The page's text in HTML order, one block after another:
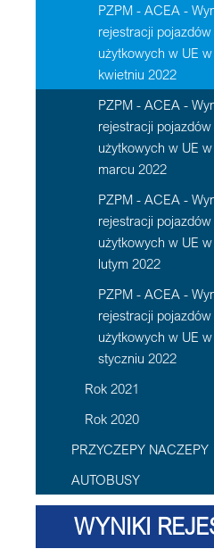
PZPM - ACEA -
rejestracji pojazdów
użytkowych w UE w
kwietniu 2022
PZPM - ACEA -
rejestracji pojazdów
użytkowych w UE w
marcu 2022
PZPM - ACEA -
rejestracji pojazdów
użytkowych w UE w
lutym 2022
PZPM - ACEA -
rejestracji pojazdów
użytkowych w UE w
styczniu 2022
Rok 2021
Rok 2020
PRZYCZEPY NACZEPY
AUTOBUSY
WYNIKI